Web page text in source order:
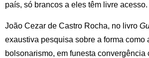
país, só brancos a eles têm livre
João Cezar de Castro Rocha, no livro
exaustiva pesquisa sobre a forma
bolsonarismo, em funesta